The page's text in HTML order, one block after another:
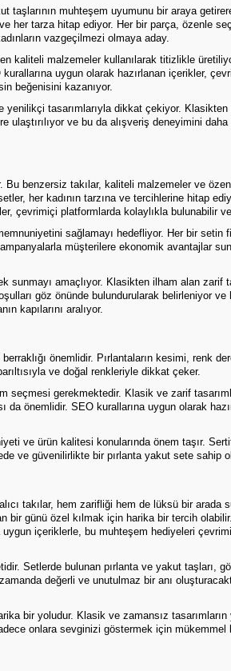
muhteşem uyumunu bir araya
her tarza hitap ediyor. Her bir parça, özenle
vazgeçilmezi olmaya aday.
kaliteli malzemeler kullanılarak titizlikle
uygun olarak hazırlanan içerikler,
beğenisini kazanıyor.
tasarımlarıyla dikkat çekiyor. Klasikten
ve bu da alışveriş deneyimini
Bu benzersiz takılar, kaliteli malzemeler ve
her kadının tarzına ve tercihlerine hitap
çevrimiçi platformlarda kolaylıkla bulunabilir
sağlamayı hedefliyor. Her bir
müşterilere ekonomik avantajlar
amaçlıyor. Klasikten ilham alan
göz önünde bulundurularak belirleniyor
kapılarını aralıyor.
önemlidir. Pırlantaların kesimi, renk
ve doğal renkleriyle dikkat çeker.
seçmesi gerekmektedir. Klasik ve zarif
önemlidir. SEO kurallarına uygun olarak
ve ürün kalitesi konularında önem taşır.
ve güvenilirlikte bir pırlanta yakut sete sahip
takılar, hem zarifliği hem de lüksü bir arada
günü özel kılmak için harika bir tercih
içeriklerle, bu muhteşem hediyeleri
Setlerde bulunan pırlanta ve yakut taşları,
değerli ve unutulmaz bir anı
bir yoludur. Klasik ve zamansız
onlara sevginizi göstermek için